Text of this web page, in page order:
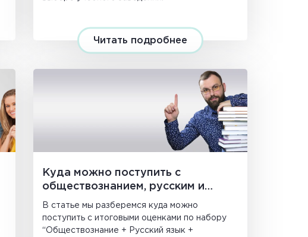
Читать подробнее
Куда можно поступить с
обществознанием, русским и
математикой
В статье мы разберемся куда можно
поступить с итоговыми оценками по набору
“Обществознание + Русский язык +